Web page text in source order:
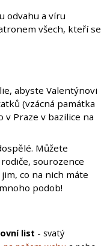
odvahu a víru
všech, kteří se
abyste Valentýnovi
(vzácná památka
v Praze v bazilice na
Můžete
sourozence
co na nich máte
podob!
list - svatý